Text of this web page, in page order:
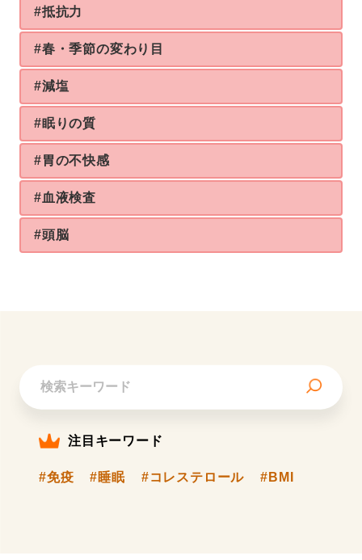
#抵抗力
#春・季節の変わり目
#減塩
#眠りの質
#胃の不快感
#血液検査
#頭脳
注目キーワード
#免疫 #睡眠 #コレステロール #BMI